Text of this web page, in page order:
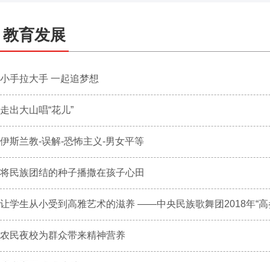
教育发展
小手拉大手 一起追梦想
走出大山唱“花儿”
伊斯兰教-误解-恐怖主义-男女平等
将民族团结的种子播撒在孩子心田
让学生从小受到高雅艺术的滋养 ——中央民族歌舞团2018年“高
农民夜校为群众带来精神营养